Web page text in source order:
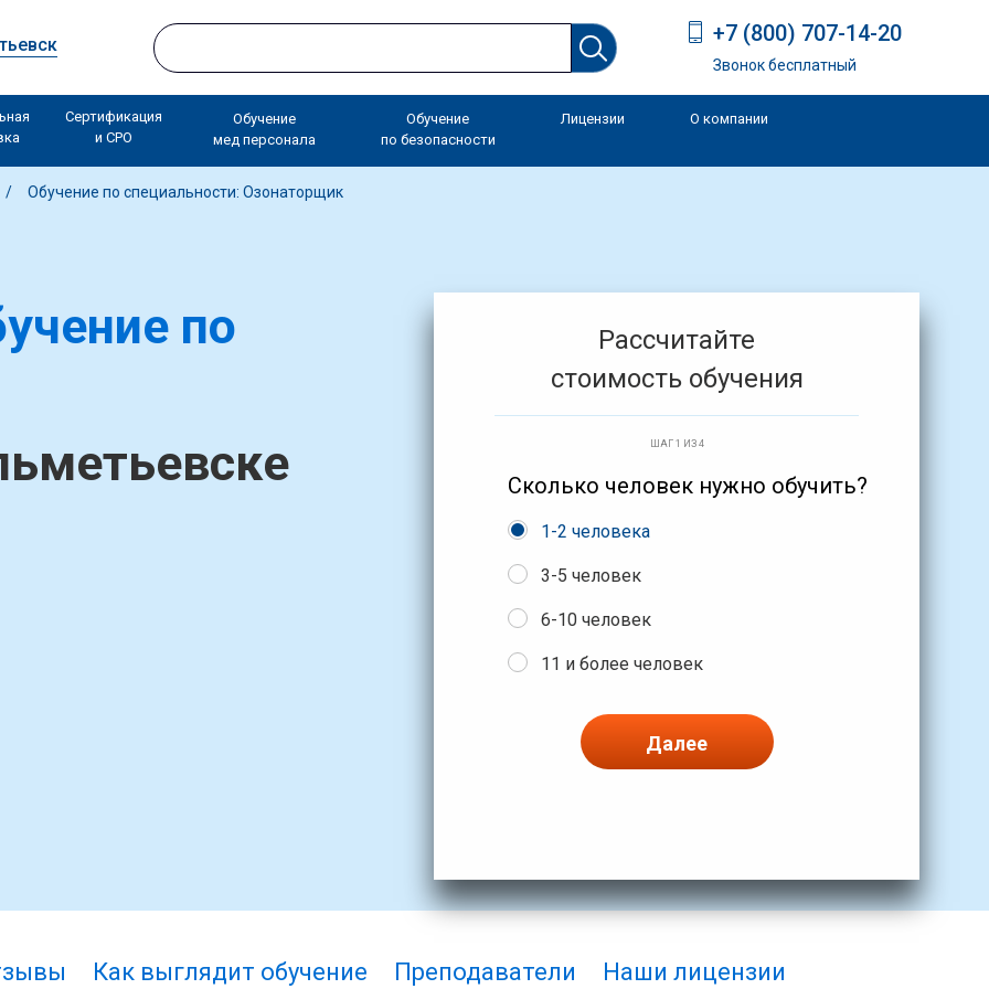
+7 (800) 707-14-20
Звонок бесплатный
Сертификация
и СРО
Обучение
мед персонала
Обучение
по безопасности
Лицензии О компании
Обучение по специальности: Озонаторщик
по
Рассчитайте
стоимость обучения
ШАГ 1 ИЗ 4
Сколько человек нужно обучить?
1-2 человека
3-5 человек
6-10 человек
11 и более человек
Далее
Как выглядит обучение Преподаватели
Наши лицензии